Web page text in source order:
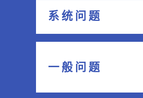
系 统 问 题
一 般 问 题